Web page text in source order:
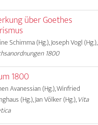
über Goethes
Schimma (Hg.), Joseph Vogl (Hg.),
1800
1800
Avanessian (Hg.), Winfried
(Hg.), Jan Völker (Hg.),Vita